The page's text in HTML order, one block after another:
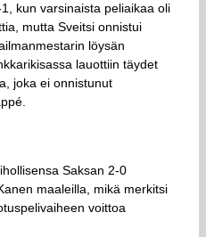
kun varsinaista peliaikaa oli
mutta Sveitsi onnistui
löysän
lauottiin täydet
joka ei onnistunut
Saksan 2-0
maaleilla, mikä merkitsi
voittoa